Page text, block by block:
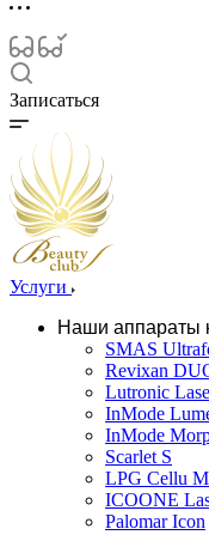
Записаться
Услуги
Наши аппараты
SMAS
Revixan
Lutronic
InMode
InMode
Scarlet S
LPG Cellu
ICOONE
Palomar Icon